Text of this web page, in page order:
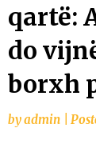
qartë:
do
borxh
byadmin